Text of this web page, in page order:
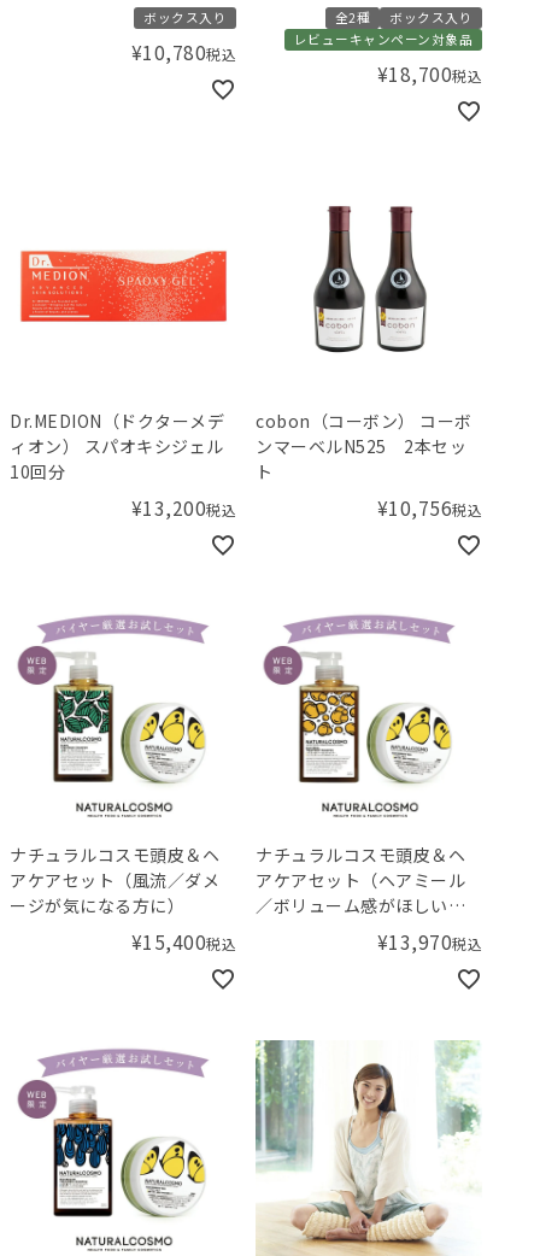
ボックス入り
¥10,780税込
全2種
ボックス入り
レビューキャンペーン対象品
¥18,700税込
Dr.MEDION（ドクターメデ
ィオン） スパオキシジェル
10回分
¥13,200税込
cobon（コーボン） コーボ
ンマーベルN525 2本セッ
ト
¥10,756税込
ナチュラルコスモ頭皮＆ヘ
アケアセット（風流／ダメ
ージが気になる方に）
¥15,400税込
ナチュラルコスモ頭皮＆ヘ
アケアセット（ヘアミール
／ボリューム感がほしい方
¥13,970税込